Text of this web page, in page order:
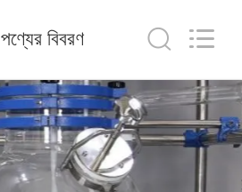
পণ্যের বিবরণ